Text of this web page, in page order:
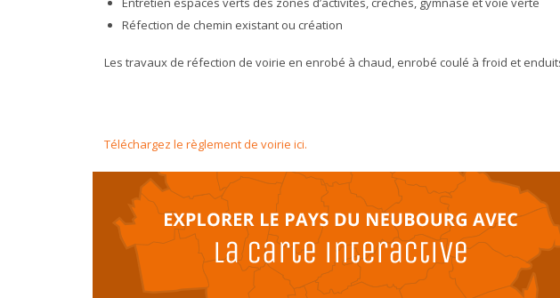
Réfection de chemin existant ou création
Les travaux de réfection de voirie en enrobé à chaud, enrobé coulé à froid et
Téléchargez le règlement de voirie ici.